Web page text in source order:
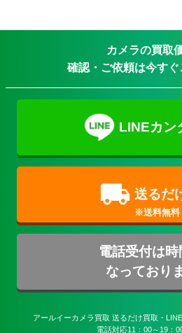
カメラの買取
確認・ご依頼は今すぐ
LINEカン
送るだ
電話受付は時
なっており
アールイーカメラ買取 送るだけ買取・
電話対応11：00～19：